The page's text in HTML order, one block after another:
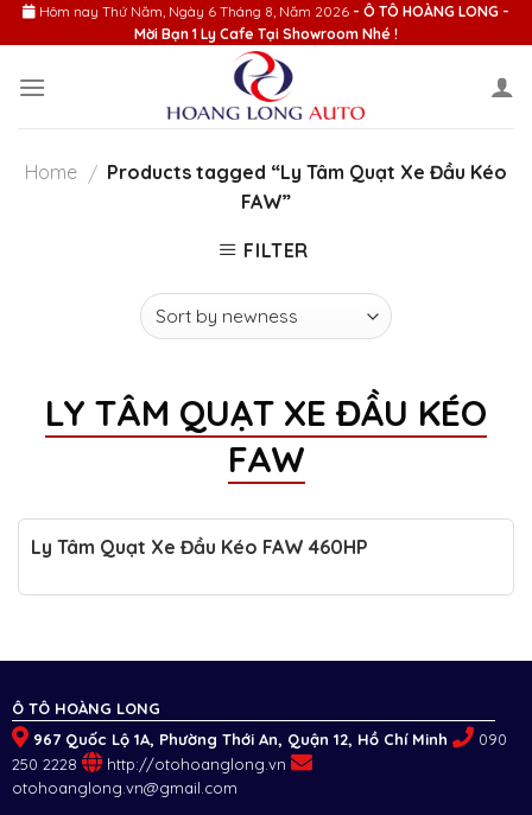
Skip
to
Hôm nay Thứ Năm, Ngày 6 Tháng 8, Năm 2026 - Ô TÔ HOÀNG LONG -
Mời Bạn 1 Ly Cafe Tại Showroom Nhé !
Home / Products tagged “Ly Tâm Quạt Xe Đầu Kéo
FAW”
FILTER
LY TÂM QUẠT XE ĐẦU KÉO
FAW
Ly Tâm Quạt Xe Đầu Kéo FAW 460HP
Ô TÔ HOÀNG LONG
967 Quốc Lộ 1A, Phường Thới An, Quận 12, Hồ Chí Minh
090
250 2228
http://otohoanglong.vn
otohoanglong.vn@gmail.com